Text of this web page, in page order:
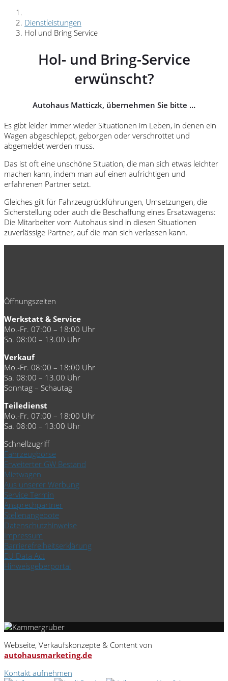
Dienstleistungen
Hol und Bring Service
Hol- und Bring-Service
erwünscht?
Autohaus Matticzk, übernehmen Sie bitte …
Es gibt leider immer wieder Situationen im Leben, in denen ein
Wagen abgeschleppt, geborgen oder verschrottet und
abgemeldet werden muss.
Das ist oft eine unschöne Situation, die man sich etwas leichter
machen kann, indem man auf einen aufrichtigen und
erfahrenen Partner setzt.
Gleiches gilt für Fahrzeugrückführungen, Umsetzungen, die
Sicherstellung oder auch die Beschaffung eines Ersatzwagens:
Die Mitarbeiter vom Autohaus sind in diesen Situationen
zuverlässige Partner, auf die man sich verlassen kann.
Öffnungszeiten
Werkstatt & Service
Mo.-Fr. 07:00 – 18:00 Uhr
Sa. 08:00 – 13.00 Uhr
Verkauf
Mo.-Fr. 08:00 – 18:00 Uhr
Sa. 08:00 – 13.00 Uhr
Sonntag – Schautag
Teiledienst
Mo.-Fr. 07:00 – 18:00 Uhr
Sa. 08:00 – 13:00 Uhr
Schnellzugriff
Fahrzeugbörse
Erweiterter GW Bestand
Mietwagen
Aus unserer Werbung
Service Termin
Ansprechpartner
Stellenangebote
Datenschutzhinweise
Impressum
Barrierefreiheitserklärung
EU Data Act
Hinweisgeberportal
Webseite, Verkaufskonzepte & Content von
autohausmarketing.de
Kontakt aufnehmen